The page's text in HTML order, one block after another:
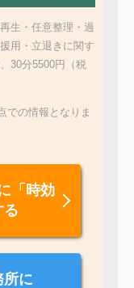
生・任意整理・過
用・立退きに関す
30分5500円（税
での情報となりま
「時効
る
所に